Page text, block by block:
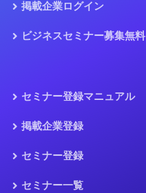
掲載企業ログイン
ビジネスセミナー募集無料
セミナー登録マニュアル
掲載企業登録
セミナー登録
セミナー一覧